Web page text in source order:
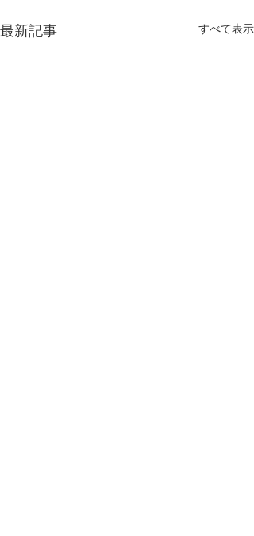
最新記事 すべて表示